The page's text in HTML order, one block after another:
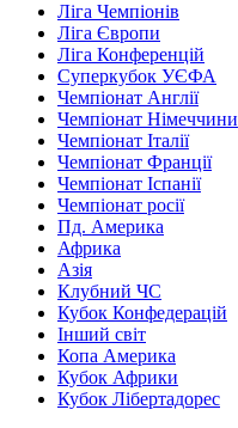
Ліга Чемпіонів
Ліга Європи
Ліга Конференцій
Суперкубок УЄФА
Чемпіонат Англії
Чемпіонат Німеччини
Чемпіонат Італії
Чемпіонат Франції
Чемпіонат Іспанії
Чемпіонат росії
Пд. Америка
Африка
Азія
Клубний ЧС
Кубок Конфедерацій
Інший світ
Копа Америка
Кубок Африки
Кубок Лібертадорес